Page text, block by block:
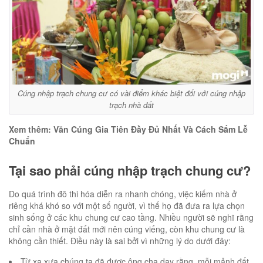
Cúng nhập trạch chung cư có vài điểm khác biệt đối với cúng nhập
trạch nhà đất
Xem thêm: Văn Cúng Gia Tiên Đầy Đủ Nhất Và Cách Sắm Lễ
Chuẩn
Tại sao phải cúng nhập trạch chung cư?
Do quá trình đô thi hóa diễn ra nhanh chóng, việc kiếm nhà ở
riêng khá khó so với một số người, vì thế họ đã đưa ra lựa chọn
sinh sống ở các khu chung cư cao tầng. Nhiều người sẽ nghĩ rằng
chỉ cần nhà ở mặt đất mới nên cúng viếng, còn khu chung cư là
không cần thiết. Điều này là sai bởi vì những lý do dưới đây: